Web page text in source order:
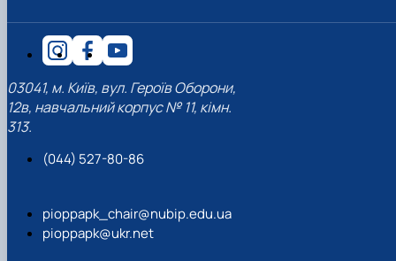
03041, м. Київ, вул. Героїв Оборони,
12в, навчальний корпус № 11, кімн.
313.
(044) 527-80-86
pioppapk_chair@nubip.edu.ua
pioppapk@ukr.net